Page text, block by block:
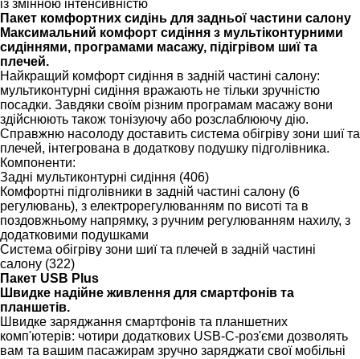
із змінною інтенсивністю
Пакет комфортних сидінь для задньої частини салону
Максимальний комфорт сидіння з мультіконтурними
сидіннями, програмами масажу, підігрівом шиї та
плечей.
Найкращий комфорт сидіння в задній частині салону:
мультиконтурні сидіння вражають не тільки зручністю
посадки. Завдяки своїм різним програмам масажу вони
здійснюють також тонізуючу або розслаблюючу дію.
Справжню насолоду доставить система обігріву зони шиї та
плечей, інтегрована в додаткову подушку підголівника.
Компоненти:
Задні мультиконтурні сидіння (406)
Комфортні підголівники в задній частині салону (6
регулювань), з електрорегулюванням по висоті та в
поздовжньому напрямку, з ручним регулюванням нахилу, з
додатковими подушками
Система обігріву зони шиї та плечей в задній частині
салону (322)
Пакет USB Plus
Швидке надійне живлення для смартфонів та
планшетів.
Швидке заряджання смартфонів та планшетних
комп'ютерів: чотири додаткових USB-C-роз'єми дозволять
вам та вашим пасажирам зручно заряджати свої мобільні